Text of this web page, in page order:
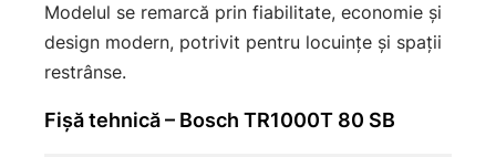
Modelul se remarcă prin fiabilitate, economie și
design modern, potrivit pentru locuințe și spații
restrânse.
Fișă tehnică – Bosch TR1000T 80 SB